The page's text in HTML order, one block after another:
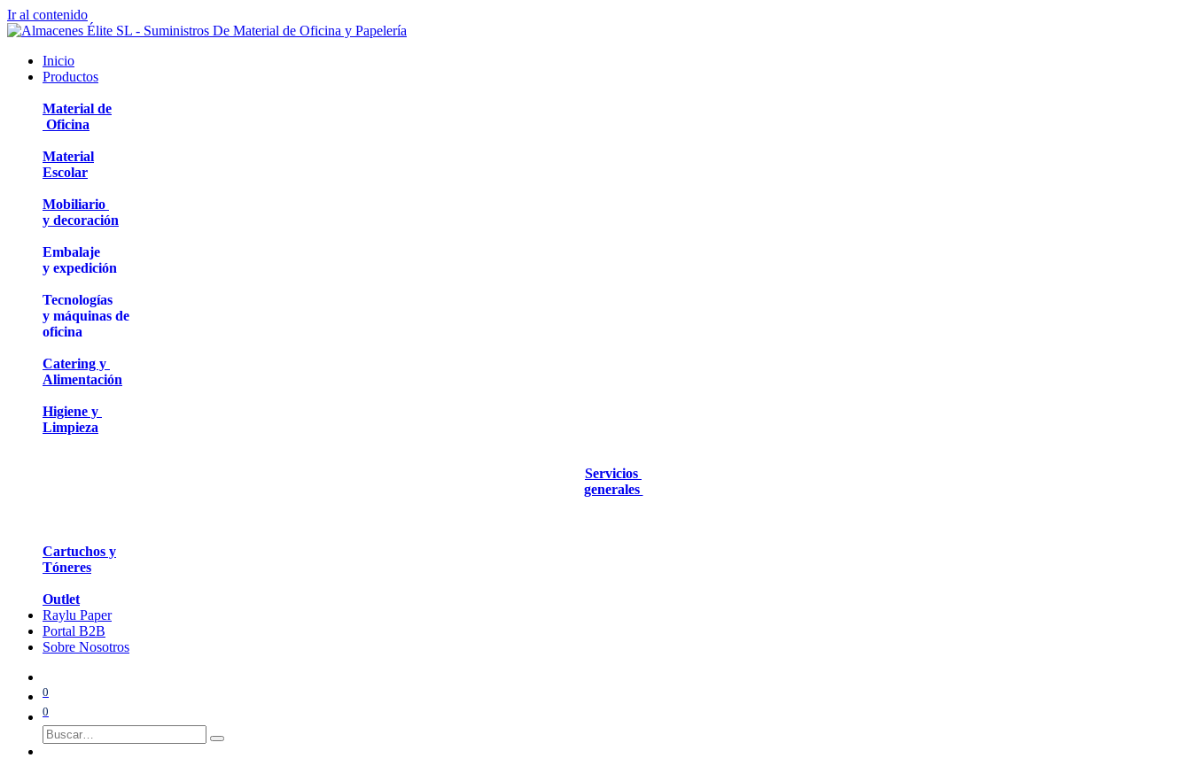
Ir al contenido
Inicio
Productos
Material de
Oficina
Material
Escolar
Mobiliario
y decoración
Embalaje
y expedición
Tecnologías
y máquinas de
oficina
Catering y
Alimentación
Higiene y
Limpieza
Servicios
generales
Cartuchos y
Tóneres
Outlet
Raylu Paper
Portal B2B
Sobre Nosotros
0
0